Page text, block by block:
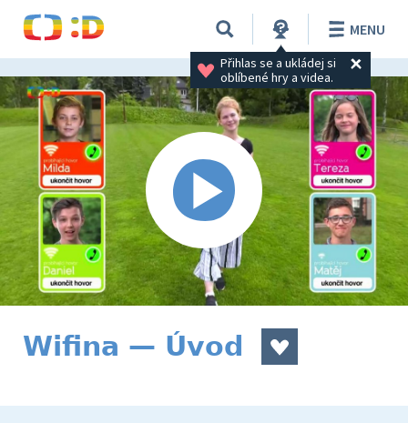
Přihlas se a ukládej si
oblíbené hry a videa.
MENU
Wifina — Úvod